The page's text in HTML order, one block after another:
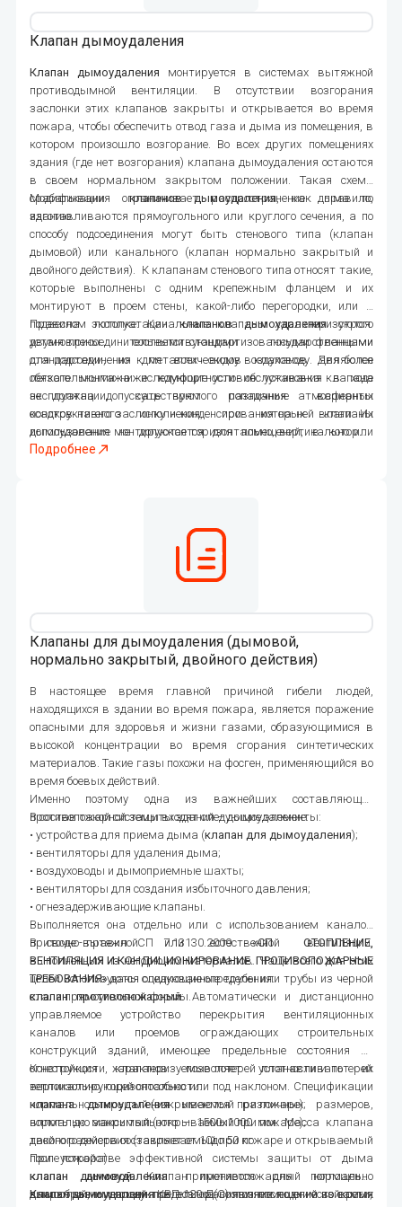
Клапан дымоудаления
Клапан дымоудаления монтируется в системах вытяжной
противодымной вентиляции. В отсутствии возгорания
заслонки этих клапанов закрыты и открывается во время
пожара, чтобы обеспечить отвод газа и дыма из помещения, в
котором произошло возгорание. Во всех других помещениях
здания (где нет возгорания) клапана дымоудаления остаются
в своем нормальном закрытом положении. Такая схема
срабатывания ограничивает распространение дыма по
зданию.
Модификацииклапанов дымоудаления, как правило,
изготавливаются прямоугольного или круглого сечения, а по
способу подсоединения могут быть стенового типа (клапан
дымовой) или канального (клапан нормально закрытый и
двойного действия). К клапанам стенового типа относят такие,
которые выполнены с одним крепежным фланцем и их
монтируют в проем стены, какой-либо перегородки, или в
подвесном потолке. Канальные клапаны характеризуются
двумя присоединительными стандартизованными фланцами
для подсоединения к металлическому воздуховоду. Для более
легкого монтажа и комфортности обслуживания в ходе
эксплуатации, существуют различные варианты
конструктивного исполнения, при которых клапаны
дымоудаления монтируются горизонтально, вертикально или
в наклонной плоскости.
Правила эксплуатацииклапанов дымоудалениястрого
установлены соответствующими государственными
стандартами, но для всех видов клапанов являются
обязательными нижеследующие условия: установка клапана
не должна допускать прямого попадания атмосферных
осадков на его заслонку и конденсирования на ней влаги. Их
использование не допускается для помещений, в которых
присутствуют агрессивные газы или пары, уровень
Подробнее
Клапаны для дымоудаления (дымовой,
нормально закрытый, двойного действия)
В настоящее время главной причиной гибели людей,
находящихся в здании во время пожара, является поражение
опасными для здоровья и жизни газами, образующимися в
высокой концентрации во время сгорания синтетических
материалов. Такие газы похожи на фосген, применяющийся во
время боевых действий.
Именно поэтому одна из важнейших составляющих
противопожарной защиты зданий – дымоудаление.
В состав такой системы входят следующие элементы:
• устройства для приема дыма (клапан для дымоудаления);
• вентиляторы для удаления дыма;
• воздуховоды и дымоприемные шахты;
• вентиляторы для создания избыточного давления;
• огнезадерживающие клапаны.
Выполняется она отдельно или с использованием каналов
приточно-вытяжной или естественной вентиляции,
выполненных из негорючих материалов. Чаще всего для этих
целей используются оцинкованные трубы или трубы из черной
стали прямоугольной формы.
В своде правил СП 7.13130.2009 «СП ОТОПЛЕНИЕ,
ВЕНТИЛЯЦИЯ И КОНДИЦИОНИРОВАНИЕ. ПРОТИВОПОЖАРНЫЕ
ТРЕБОВАНИЯ» даны следующие определения:
клапан противопожарный: Автоматически и дистанционно
управляемое устройство перекрытия вентиляционных
каналов или проемов ограждающих строительных
конструкций зданий, имеющее предельные состояния по
огнестойкости, характеризуемые потерей плотности и потерей
теплоизолирующей способности:
нормально открытый (закрываемый при пожаре);
нормально закрытый (открываемый при пожаре);
двойного действия (закрываемый при пожаре и открываемый
после пожара).
клапан дымовой: Клапан противопожарный нормально
закрытый, имеющий предельное состояние по огнестойкости,
Конструкция клапанов позволяет устанавливать их
вертикально, горизонтально или под наклоном. Спецификации
клапана дымоудаленияимеются различных размеров,
вплоть до максимального – 1500х1000 мм. Масса клапана
такого размера составляет от 10до 50 кг.
При устройстве эффективной системы защиты от дыма
клапан дымоудаленияприменяется для поглощения
дымообразных продуктов возгорания из помещений во время
Клапан дымоудаленияКВП-120-Д(С) является одним из самых